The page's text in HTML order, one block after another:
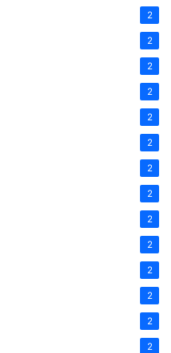
2
2
2
2
2
2
2
2
2
2
2
2
2
2